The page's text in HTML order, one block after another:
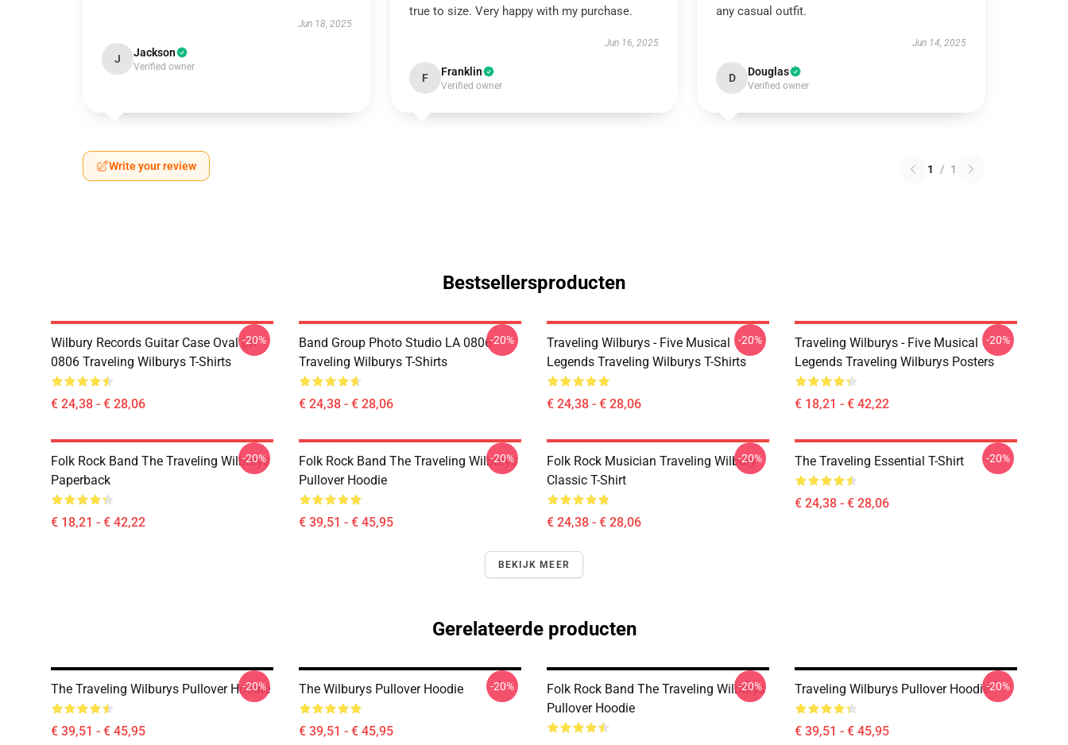
Jun 18, 2025
J Jackson
Verified owner
true to size. Very happy with my purchase.
Jun 16, 2025
F Franklin
Verified owner
any casual outfit.
Jun 14, 2025
D Douglas
Verified owner
Write your review 1 / 1
Bestsellersproducten
Wilbury Records Guitar Case Oval LA
0806 Traveling Wilburys T-Shirts
€ 24,38 - € 28,06
-20%
Band Group Photo Studio LA 0806
Traveling Wilburys T-Shirts
€ 24,38 - € 28,06
-20%
Traveling Wilburys - Five Musical
Legends Traveling Wilburys T-Shirts
€ 24,38 - € 28,06
-20%
Traveling Wilburys - Five Musical
Legends Traveling Wilburys Posters
€ 18,21 - € 42,22
-20%
Folk Rock Band The Traveling Wilburys
Paperback
€ 18,21 - € 42,22
-20%
Folk Rock Band The Traveling Wilburys
Pullover Hoodie
€ 39,51 - € 45,95
-20%
Folk Rock Musician Traveling Wilbury
Classic T-Shirt
€ 24,38 - € 28,06
-20% The Traveling Essential T-Shirt
€ 24,38 - € 28,06
-20%
BEKIJK MEER
Gerelateerde producten
The Traveling Wilburys Pullover Hoodie
€ 39,51 - € 45,95
-20% The Wilburys Pullover Hoodie
€ 39,51 - € 45,95
-20%
Folk Rock Band The Traveling Wilburys
Pullover Hoodie
-20% Traveling Wilburys Pullover Hoodie
€ 39,51 - € 45,95
-20%